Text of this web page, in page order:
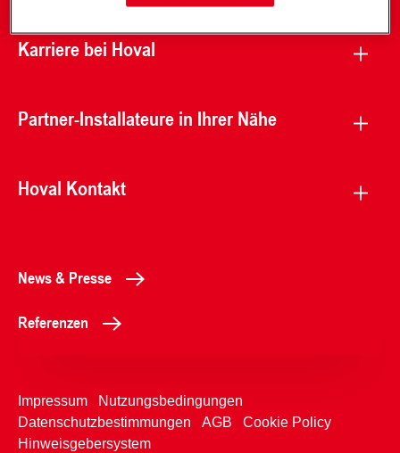
Karriere bei Hoval
Partner-Installateure in Ihrer Nähe
Hoval Kontakt
News & Presse
Referenzen
Impressum
Nutzungsbedingungen
Datenschutzbestimmungen
AGB
Cookie Policy
Hinweisgebersystem